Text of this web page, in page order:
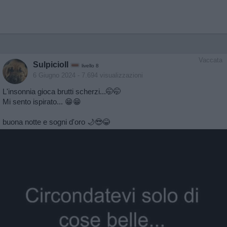
Vaccata
SulpicioII livello 8
6 Giugno 2024 - 7.694 visualizzazioni
L'insonnia gioca brutti scherzi...🤭🤭
Mi sento ispirato... 😁😁
buona notte e sogni d'oro 🌙😎😂